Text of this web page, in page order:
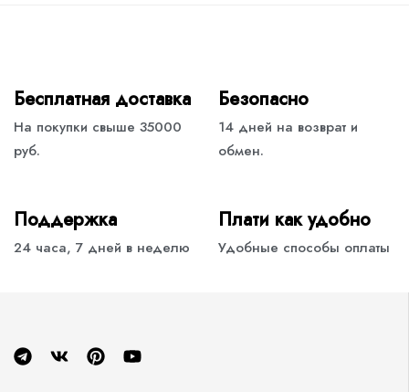
Бесплатная доставка
На покупки свыше 35000
руб.
Безопасно
14 дней на возврат и
обмен.
Поддержка
24 часа, 7 дней в неделю
Плати как удобно
Удобные способы оплаты